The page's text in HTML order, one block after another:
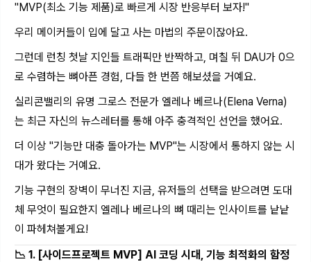
"MVP(최소 기능 제품)로 빠르게 시장 반응부터 보자!"
우리 메이커들이 입에 달고 사는 마법의 주문이잖아요.
그런데 런칭 첫날 지인들 트래픽만 반짝하고, 며칠 뒤 DAU가 0으
로 수렴하는 뼈아픈 경험, 다들 한 번쯤 해보셨을 거예요.
실리콘밸리의 유명 그로스 전문가 엘레나 베르나(Elena Verna)
는 최근 자신의 뉴스레터를 통해 아주 충격적인 선언을 했어요.
더 이상 "기능만 대충 돌아가는 MVP"는 시장에서 통하지 않는 시
대가 왔다는 거예요.
기능 구현의 장벽이 무너진 지금, 유저들의 선택을 받으려면 도대
체 무엇이 필요한지 엘레나 베르나의 뼈 때리는 인사이트를 낱낱
이 파헤쳐볼게요!
📉 1. [사이드프로젝트 MVP] AI 코딩 시대, 기능 최적화의 함정